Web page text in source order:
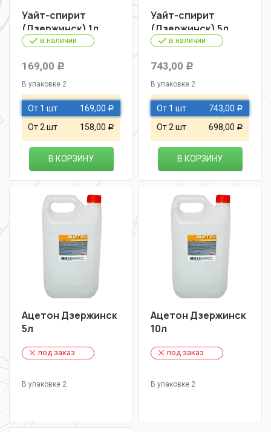
Уайт-спирит
(Дзержинск) 1л
в наличии
169,00 Р
В упаковке 2
От 1 шт 169,00 Р
От 2 шт 158,00 Р
В КОРЗИНУ
Уайт-спирит
(Дзержинск) 5л
в наличии
743,00 Р
В упаковке 2
От 1 шт 743,00 Р
От 2 шт 698,00 Р
В КОРЗИНУ
Ацетон Дзержинск
5л
под заказ
В упаковке 2
Ацетон Дзержинск
10л
под заказ
В упаковке 2